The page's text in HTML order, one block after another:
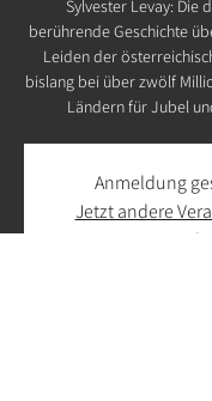
Sylvester Levay: Die
berührende Geschichte
Leiden der
bislang bei über zwölf
Ländern für Jubel
Anmeldung
Jetzt andere